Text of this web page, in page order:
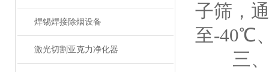
焊锡焊接除烟设备
激光切割亚克力净化器
子筛，
至-40℃
三、